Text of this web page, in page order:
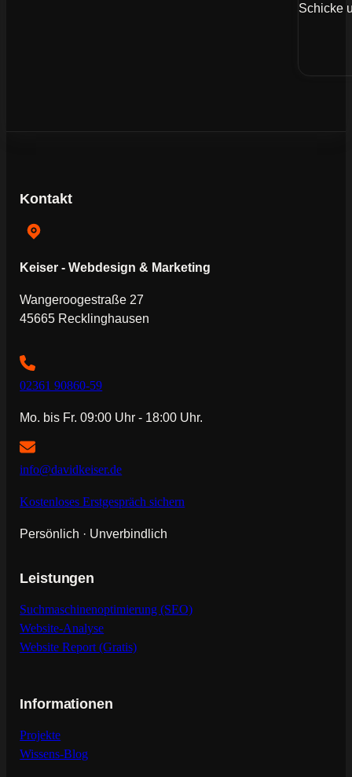
Schicke
Kontakt
Keiser - Webdesign & Marketing
Wangeroogestraße 27
45665 Recklinghausen
02361 90860-59
Mo. bis Fr. 09:00 Uhr - 18:00 Uhr.
info@davidkeiser.de
Kostenloses Erstgespräch sichern
Persönlich · Unverbindlich
Leistungen
Suchmaschinenoptimierung (SEO)
Website-Analyse
Website Report (Gratis)
Informationen
Projekte
Wissens-Blog